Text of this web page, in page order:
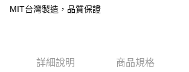
全家取貨付款
每筆NT$70，滿NT$799(含以上)免運費
MIT台灣製造，品質保證
詳細說明 商品規格